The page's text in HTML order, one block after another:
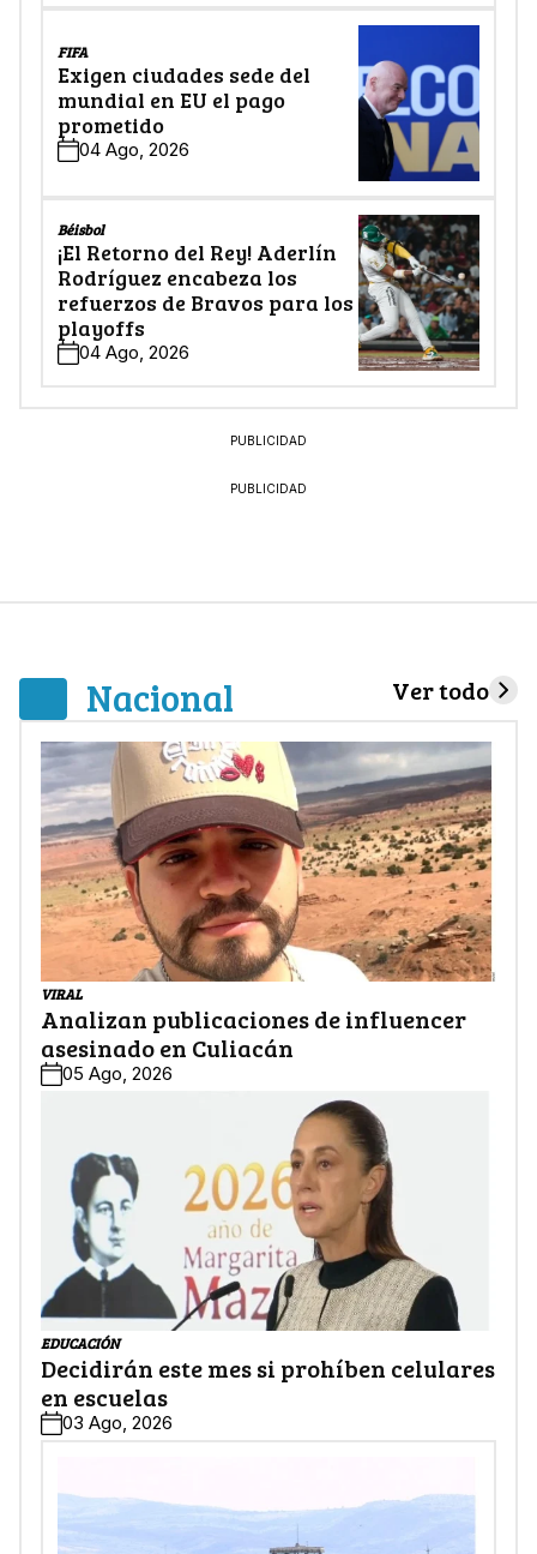
FIFA
Exigen ciudades sede del
mundial en EU el pago
prometido
04 Ago, 2026
Béisbol
¡El Retorno del Rey! Aderlín
Rodríguez encabeza los
refuerzos de Bravos para los
playoffs
04 Ago, 2026
PUBLICIDAD
PUBLICIDAD
Nacional Ver todo
VIRAL
Analizan publicaciones de influencer
asesinado en Culiacán
05 Ago, 2026
EDUCACIÓN
Decidirán este mes si prohíben celulares
en escuelas
03 Ago, 2026